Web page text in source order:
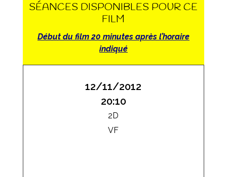
SÉANCES DISPONIBLES POUR CE
FILM
Début du film 20 minutes après l’horaire
indiqué
12/11/2012
20:10
2D
VF